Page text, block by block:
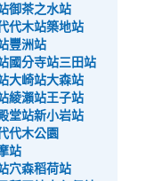
御茶之水站
代木站築地站
豐洲站
國分寺站三田站
大崎站大森站
綾瀨站王子站
堂站新小岩站
代木公園
站
穴森稻荷站